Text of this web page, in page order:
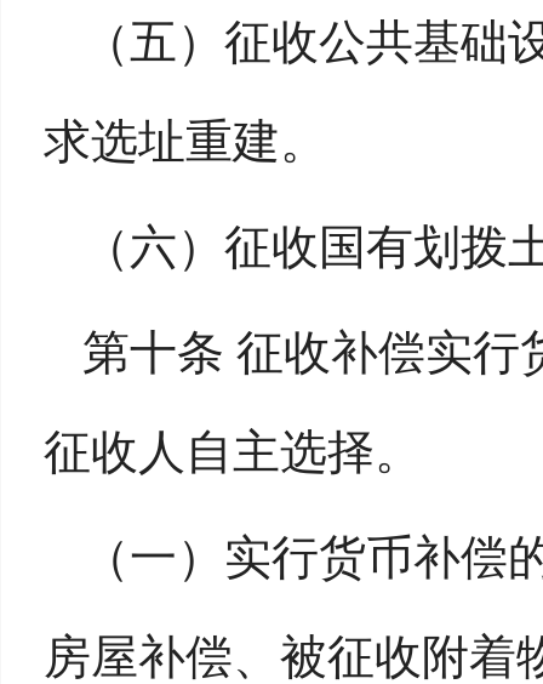
（五）征收公共基
求选址重建。
（六）征收国有划拨
第十条 征收补偿实行
征收人自主选择。
（一）实行货币补偿
房屋补偿、被征收附着